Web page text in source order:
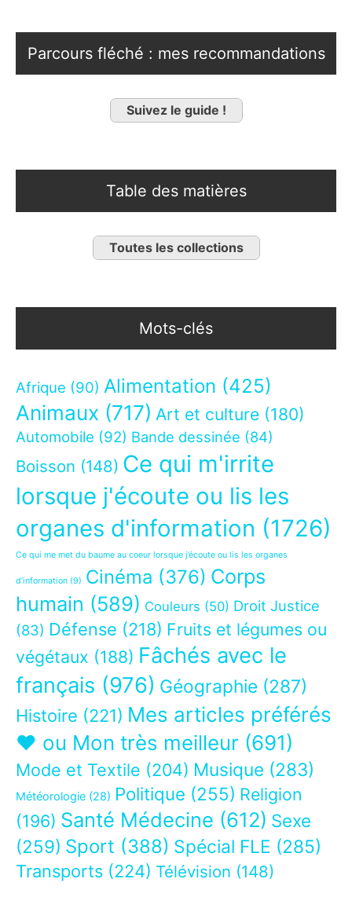
Parcours fléché : mes recommandations
Suivez le guide !
Table des matières
Toutes les collections
Mots-clés
Afrique (90) Alimentation (425)
Animaux (717) Art et culture (180)
Automobile (92) Bande dessinée (84)
Boisson (148) Ce qui m'irrite
lorsque j'écoute ou lis les
organes d'information (1726)
Ce qui me met du baume au coeur lorsque j’écoute ou lis les organes
d’information (9) Cinéma (376) Corps
humain (589) Couleurs (50) Droit Justice
(83) Défense (218) Fruits et légumes ou
végétaux (188) Fâchés avec le
français (976) Géographie (287)
Histoire (221) Mes articles préférés
❤ ou Mon très meilleur (691)
Mode et Textile (204) Musique (283)
Météorologie (28) Politique (255) Religion
(196) Santé Médecine (612) Sexe
(259) Sport (388) Spécial FLE (285)
Transports (224) Télévision (148)